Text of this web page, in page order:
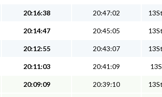
20:16:38 20:47:02
20:14:47 20:45:05
20:12:55 20:43:07
20:11:03 20:41:09
20:09:09 20:39:10